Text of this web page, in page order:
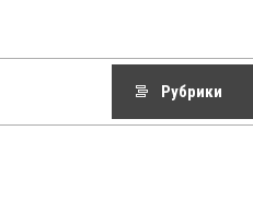
Рубрики